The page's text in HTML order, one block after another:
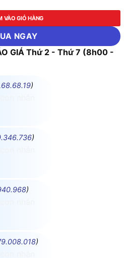
VÀO GIỎ HÀNG
NGAY
GIÁ Thứ 2 - Thứ 7 (8h00 -
)
)
)
)